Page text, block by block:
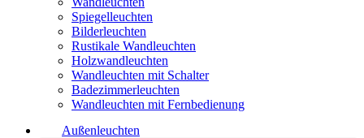
Spiegelleuchten
Bilderleuchten
Rustikale Wandleuchten
Holzwandleuchten
Wandleuchten mit Schalter
Badezimmerleuchten
Wandleuchten mit Fernbedienung
Außenleuchten